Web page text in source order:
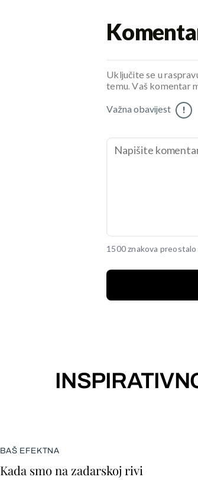
Uključite se u
temu. Vaš komentar
Važna obavijest !
1500 znakova preostalo
BAŠ EFEKTNA
Kada smo na zadarskoj rivi